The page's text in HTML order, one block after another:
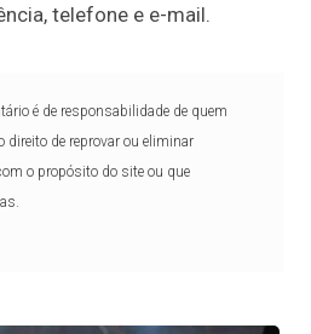
telefone e e-mail.
é de responsabilidade de quem
direito de reprovar ou eliminar
o propósito do site ou que